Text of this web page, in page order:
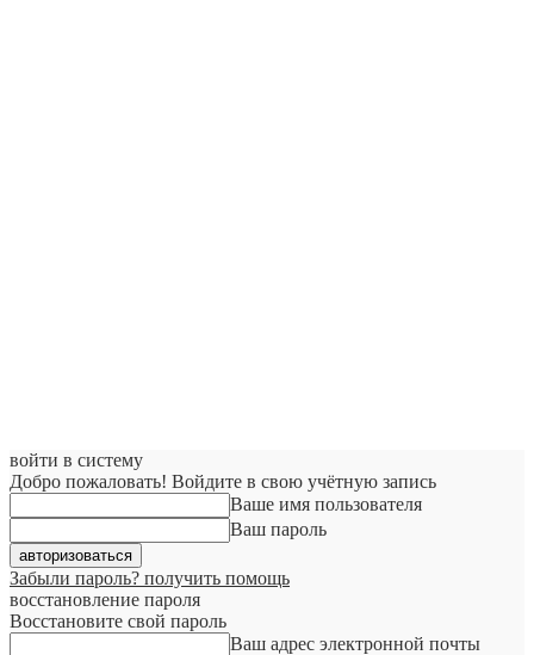
войти в систему
Добро пожаловать! Войдите в свою учётную запись
Ваше имя пользователя
Ваш пароль
Забыли пароль? получить помощь
восстановление пароля
Восстановите свой пароль
Ваш адрес электронной почты